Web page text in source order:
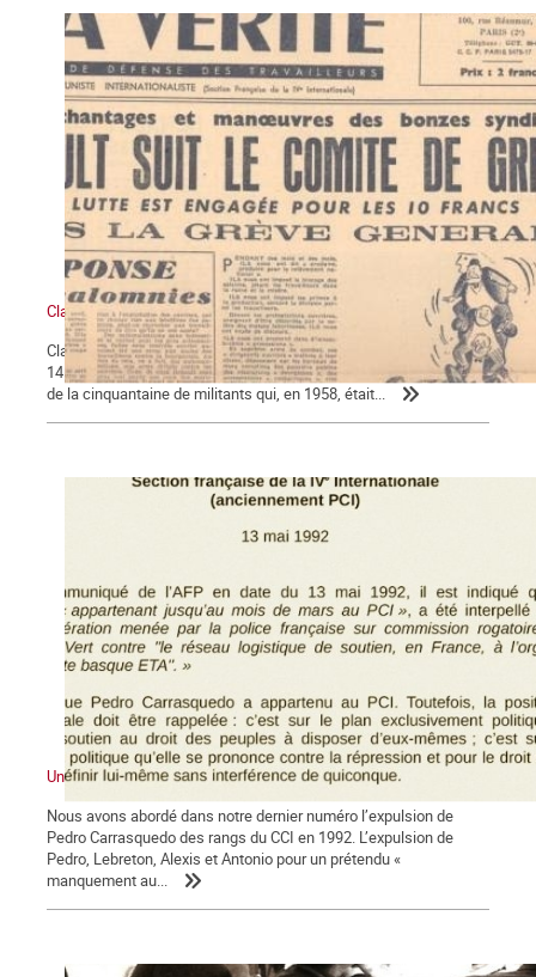
Claude Monnier (1929-2017), militant ouvrier internationaliste
Claude Monnier, vieux militant trotskyste a mis fin à ses jours le
14 mars, à l’âge de 88 ans. Il est l’un des derniers, sinon le dernier
de la cinquantaine de militants qui, en 1958, était...
Une expulsion liquidatrice
Nous avons abordé dans notre dernier numéro l’expulsion de
Pedro Carrasquedo des rangs du CCI en 1992. L’expulsion de
Pedro, Lebreton, Alexis et Antonio pour un prétendu «
manquement au...